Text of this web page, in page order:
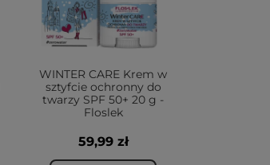
WINTER CARE Krem w
sztyfcie ochronny do
twarzy SPF 50+ 20 g -
Floslek
59,99 zł